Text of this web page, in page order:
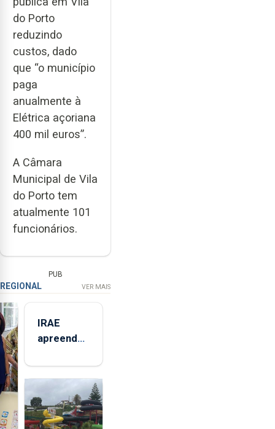
do Porto
reduzindo
custos, dado
que “o município
paga
anualmente à
Elétrica açoriana
400 mil euros”.
A Câmara
Municipal de Vila
do Porto tem
atualmente 101
funcionários.
PUB
REGIONAL VER MAIS
IRAE
apreendeu
toneladas
de
alimentos
entre